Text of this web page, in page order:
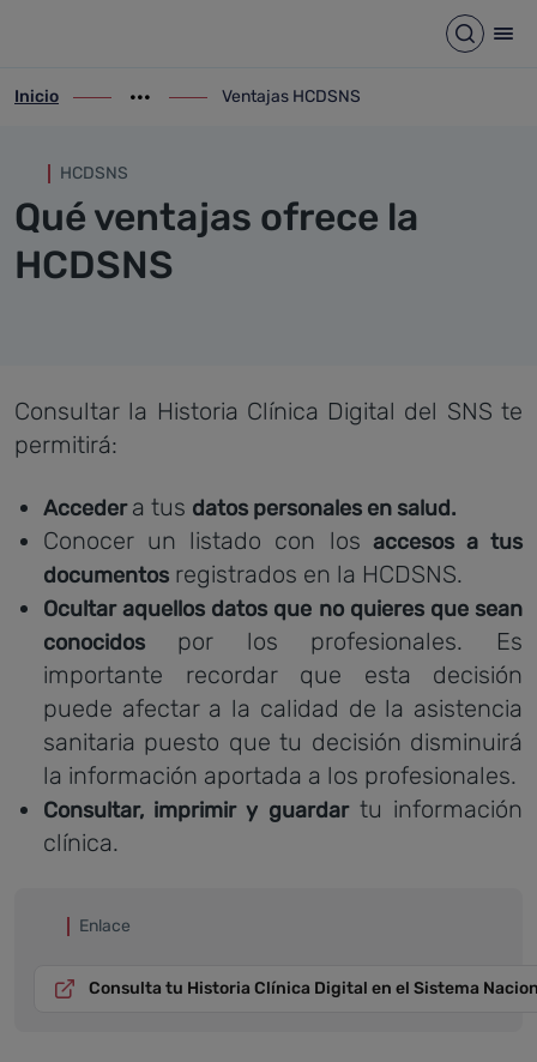
Abrir
ir-a inicio
Inicio
Mostrar opciones del camino de migas
ir-a Ventajas HCDSNS
Ventajas HCDSNS
HCDSNS
Qué ventajas ofrece la
HCDSNS
Consultar la Historia Clínica Digital del SNS te
permitirá:
Accedera tus datos personales en salud.
Conocer un listado con los accesos a tus
documentos registrados en la HCDSNS.
Ocultar aquellos datos que no quieres que sean
conocidos por los profesionales. Es
importante recordar que esta decisión
puede afectar a la calidad de la asistencia
sanitaria puesto que tu decisión disminuirá
la información aportada a los profesionales.
Consultar, imprimir y guardartu información
clínica.
Enlace
Consulta tu Historia Clínica Digital en el Sistema